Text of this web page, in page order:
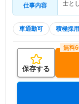
仕事内容
士と
車通勤可 積極採
保存する